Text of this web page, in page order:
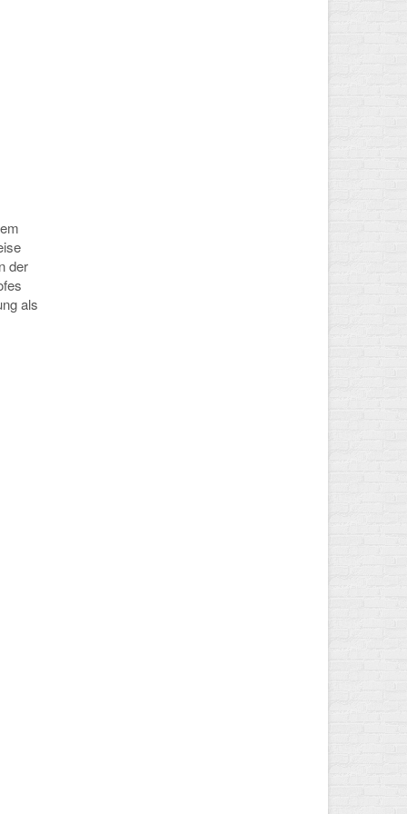
der
als